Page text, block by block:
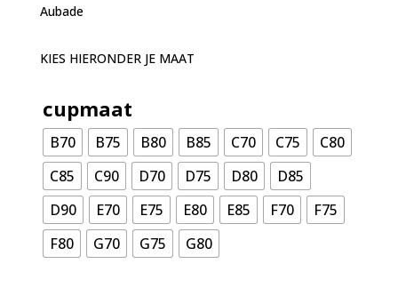
Aubade
KIES HIERONDER JE MAAT
cupmaat
B70 B75 B80 B85 C70 C75
C80
C85
C90 D70 D75 D80
D85
D90
E70 E75 E80 E85 F70
F75
F80
G70 G75 G80